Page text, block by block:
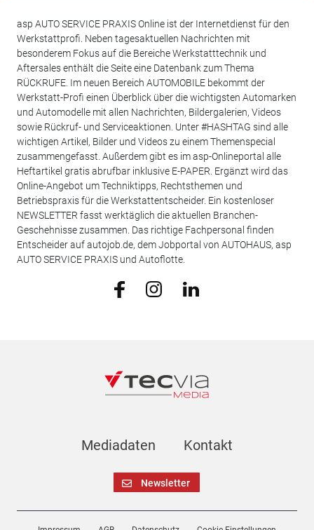
asp AUTO SERVICE PRAXIS Online ist der Internetdienst für den
Werkstattprofi. Neben tagesaktuellen Nachrichten mit
besonderem Fokus auf die Bereiche Werkstatttechnik und
Aftersales enthält die Seite eine Datenbank zum Thema
RÜCKRUFE. Im neuen Bereich AUTOMOBILE bekommt der
Werkstatt-Profi einen Überblick über die wichtigsten Automarken
und Automodelle mit allen Nachrichten, Bildergalerien, Videos
sowie Rückruf- und Serviceaktionen. Unter #HASHTAG sind alle
wichtigen Artikel, Bilder und Videos zu einem Themenspecial
zusammengefasst. Außerdem gibt es im asp-Onlineportal alle
Heftartikel gratis abrufbar inklusive E-PAPER. Ergänzt wird das
Online-Angebot um Techniktipps, Rechtsthemen und
Betriebspraxis für die Werkstattentscheider. Ein kostenloser
NEWSLETTER fasst werktäglich die aktuellen Branchen-
Geschehnisse zusammen. Das richtige Fachpersonal finden
Entscheider auf autojob.de, dem Jobportal von AUTOHAUS, asp
AUTO SERVICE PRAXIS und Autoflotte.
Mediadaten Kontakt
Newsletter